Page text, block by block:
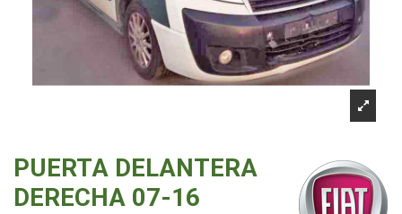
PUERTA DELANTERA
DERECHA 07-16